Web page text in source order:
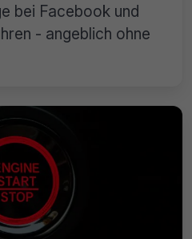
bei Facebook und
- angeblich ohne